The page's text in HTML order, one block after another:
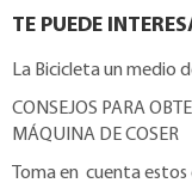
TE PUEDE
La Bicicleta un medio
CONSEJOS PARA
MÁQUINA DE COSER
Toma en cuenta